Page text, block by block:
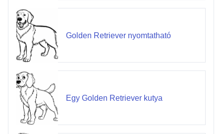
Golden Retriever nyomtatható
Egy Golden Retriever kutya